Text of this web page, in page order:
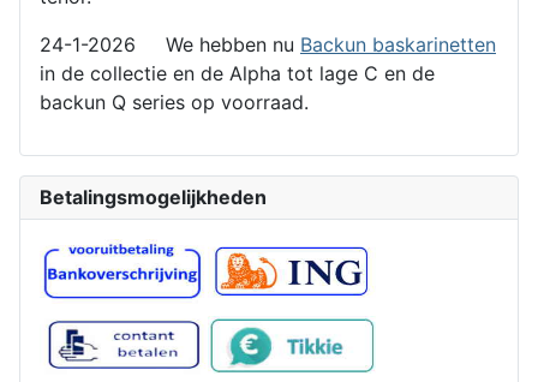
24-1-2026 We hebben nu Backun baskarinetten
in de collectie en de Alpha tot lage C en de
backun Q series op voorraad.
Betalingsmogelijkheden